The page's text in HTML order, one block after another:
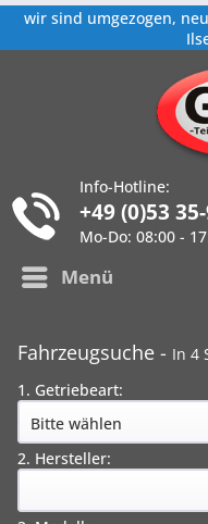
wir sind umgezogen,
Info-Hotline:
+49 (0)53
Mo-Do: 08:00 -
Menü
Fahrzeugsuche - In 4
1. Getriebeart:
2. Hersteller: